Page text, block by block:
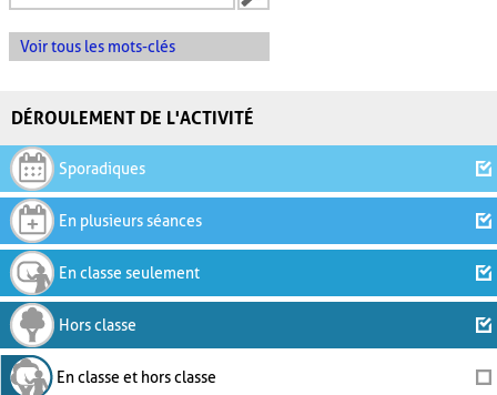
Voir tous les mots-clés
DÉROULEMENT DE L'ACTIVITÉ
Sporadiques
En plusieurs séances
En classe seulement
Hors classe
En classe et hors classe